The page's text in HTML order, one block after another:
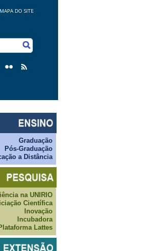
MAPA DO SITE
Graduação
Pós-Graduação
a Distância
na UNIRIO
Científica
Inovação
Incubadora
Lattes